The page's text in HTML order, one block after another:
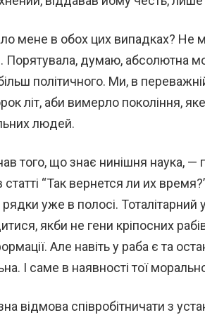
мене в обох цих випадках? Не
Порятувала, думаю, абсолютна
політичного. Ми, в
літ, аби вимерло покоління,
людей.
того, що знає нинішня наука,
“Так вернется ли их
уже в полосі. Тоталітарний
якби не гени кріпосних
Але навіть у раба є та
І саме в наявності тої
відмова співробітничати з